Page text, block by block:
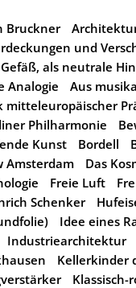
Bruckner
und
als neutrale
Analogie
Aus
mitteleuropäischer
Philharmonie
Kunst Bordell
Amsterdam
Das
Freie Luft
Schenker
Idee eines
Industriearchitektur
Kellerkinder